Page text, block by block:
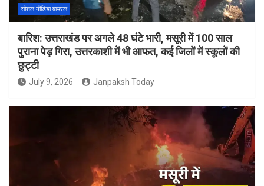
सोशल मीडिया वायरल
बारिश: उत्तराखंड पर अगले 48 घंटे भारी, मसूरी में 100 साल
पुराना पेड़ गिरा, उत्तरकाशी में भी आफत, कई जिलों में स्कूलों की
छुट्टी
July 9, 2026 Janpaksh Today